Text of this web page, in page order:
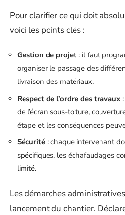
Pour clarifier ce qui doit
voici les points clés :
Gestion de projet : il faut
organiser le passage des
livraison des matériaux.
Respect de l’ordre des travaux
de l’écran sous-toiture,
étape et les conséquences
Sécurité : chaque intervenant
spécifiques, les échafaudages
limité.
Les démarches
lancement du chantier.